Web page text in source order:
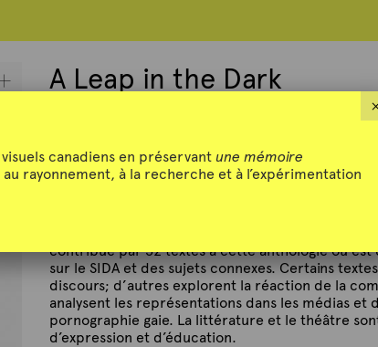
A Leap in the Dark
A Leap in the Dark : AIDS, Art and
Historiens, anthropologistes, artistes, écrivains,
contribué par 32 textes à cette anthologie où est
sur le SIDA et des sujets connexes. Certains
discours; d’autres explorent la réaction de la
analysent les représentations dans les médias
pornographie gaie. La littérature et le théâtre
d’expression et d’éducation.
canadiens en préservant une mémoire
rayonnement, à la recherche et à l’expérimentation